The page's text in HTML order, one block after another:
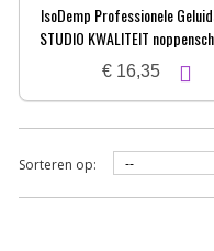
IsoDemp Professionele
STUDIO KWALITEIT
zelfkl. laag | 3x50x100cm
€ 16,35
Sorteren op: --